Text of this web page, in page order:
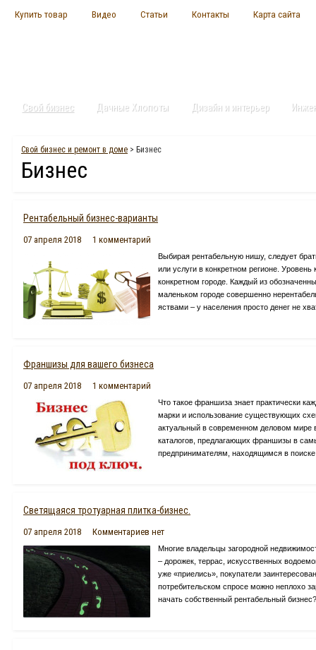
Купить товар Видео Статьи Контакты Карта сайта
Свой бизнес Дачные Хлопоты Дизайн и интерьер
Свой бизнес и ремонт в доме > Бизнес
Бизнес
Рентабельный бизнес-варианты
07 апреля 2018 1 комментарий
Выбирая рентабельную нишу, следует
или услуги в конкретном регионе.
конкретном городе. Каждый из
маленьком городе совершенно
яствами – у населения просто денег не
Франшизы для вашего бизнеса
07 апреля 2018 1 комментарий
Что такое франшиза знает практически
марки и использование существующих
актуальный в современном деловом мире
каталогов, предлагающих франшизы в
предпринимателям, находящимся в
Светящаяся тротуарная плитка-бизнес.
07 апреля 2018 Комментариев нет
Многие владельцы загородной
– дорожек, террас, искусственных
уже «приелись», покупатели
потребительском спросе можно неплохо
начать собственный рентабельный